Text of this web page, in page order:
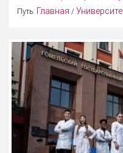
Путь: Главная /